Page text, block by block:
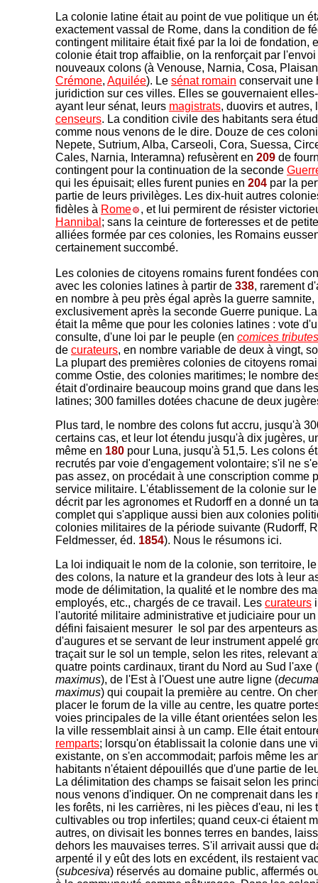
La colonie latine était au point de vue politique un
exactement vassal de Rome, dans la condition de
contingent militaire était fixé par la loi de fondation,
colonie était trop affaiblie, on la renforçait par l'envoi
nouveaux colons (à Venouse, Narnia, Cosa,
Crémone, Aquilée). Le sénat romain conservait une
juridiction sur ces villes. Elles se gouvernaient
ayant leur sénat, leurs magistrats, duovirs et autres,
censeurs. La condition civile des habitants sera
comme nous venons de le dire. Douze de ces
Nepete, Sutrium, Alba, Carseoli, Cora, Suessa,
Cales, Narnia, Interamna) refusèrent en 209 de
contingent pour la continuation de la seconde
qui les épuisait; elles furent punies en 204 par la
partie de leurs privilèges. Les dix-huit autres
fidèles à Rome
, et lui permirent de résister
Hannibal ; sans la ceinture de forteresses et de
alliées formée par ces colonies, les Romains
certainement succombé.
Les colonies de citoyens romains furent fondées
avec les colonies latines à partir de 338, rarement
en nombre à peu près égal après la guerre samnite,
exclusivement après la seconde Guerre punique.
était la même que pour les colonies latines : vote
consulte, d'une loi par le peuple (en comices tributes
de curateurs, en nombre variable de deux à vingt,
La plupart des premières colonies de citoyens
comme Ostie, des colonies maritimes; le nombre
était d'ordinaire beaucoup moins grand que dans
latines; 300 familles dotées chacune de deux
Plus tard, le nombre des colons fut accru, jusqu'à
certains cas, et leur lot étendu jusqu'à dix jugères,
même en 180 pour Luna, jusqu'à 51,5. Les colons
recrutés par voie d'engagement volontaire; s'il ne
pas assez, on procédait à une conscription comme
service militaire. L'établissement de la colonie sur
décrit par les agronomes et Rudorff en a donné un
complet qui s'applique aussi bien aux colonies
colonies militaires de la période suivante (Rudorff,
Feldmesser, éd. 1854). Nous le résumons ici.
La loi indiquait le nom de la colonie, son territoire,
des colons, la nature et la grandeur des lots à leur
mode de délimitation, la qualité et le nombre des
employés, etc., chargés de ce travail. Les curateurs
l'autorité militaire administrative et judiciaire pour
défini faisaient mesurer le sol par des arpenteurs
d'augures et se servant de leur instrument appelé
traçait sur le sol un temple, selon les rites, relevant
quatre points cardinaux, tirant du Nord au Sud l'axe (
maximus), de l'Est à l'Ouest une autre ligne (
maximus) qui coupait la première au centre. On
placer le forum de la ville au centre, les quatre
voies principales de la ville étant orientées selon
la ville ressemblait ainsi à un camp. Elle était
remparts; lorsqu'on établissait la colonie dans une
existante, on s'en accommodait; parfois même les
habitants n'étaient dépouillés que d'une partie de
La délimitation des champs se faisait selon les
nous venons d'indiquer. On ne comprenait dans les
les forêts, ni les carrières, ni les pièces d'eau, ni les
cultivables ou trop infertiles; quand ceux-ci étaient
autres, on divisait les bonnes terres en bandes,
dehors les mauvaises terres. S'il arrivait aussi que
arpenté il y eût des lots en excédent, ils restaient
(subcesiva) réservés au domaine public, affermés